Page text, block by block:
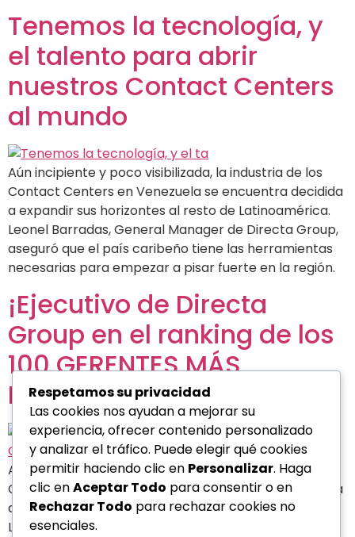
Tenemos la tecnología, y
el talento para abrir
nuestros Contact Centers
al mundo
Aún incipiente y poco visibilizada, la industria de los
Contact Centers en Venezuela se encuentra decidida
a expandir sus horizontes al resto de Latinoamérica.
Leonel Barradas, General Manager de Directa Group,
aseguró que el país caribeño tiene las herramientas
necesarias para empezar a pisar fuerte en la región.
¡Ejecutivo de Directa
Group en el ranking de los
100 GERENTES MÁS
EXITOSOS!
Aún incipiente y poco visibilizada, la industria de los
Contact Centers en Venezuela se encuentra decidida
a expandir sus horizontes al resto de Latinoamérica.
Leonel Barradas, General Manager de Directa Group,
Respetamos su privacidad
Las cookies nos ayudan a mejorar su
experiencia, ofrecer contenido personalizado
y analizar el tráfico. Puede elegir qué cookies
permitir haciendo clic en Personalizar. Haga
clic enAceptar Todo para consentir o en
Rechazar Todo para rechazar cookies no
esenciales.